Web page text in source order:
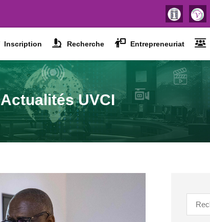
Inscription Recherche Entrepreneuriat
Actualités UVCI